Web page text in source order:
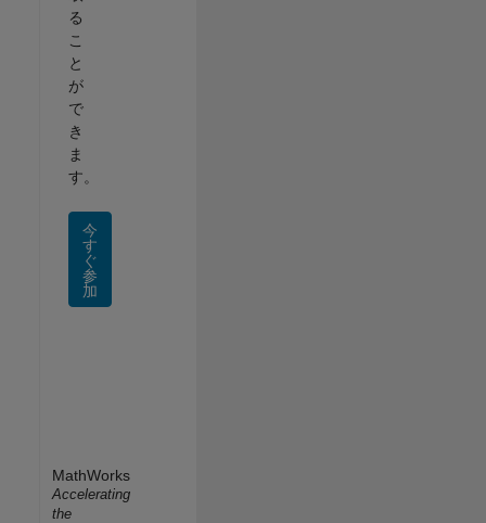
る
こ
と
が
で
き
ま
す。
今
す
ぐ
参
加
MathWorks
Accelerating
the